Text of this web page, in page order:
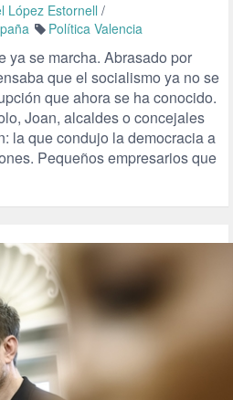
López Estornell /
Política Valencia
ya se marcha. Abrasado por
que el socialismo ya no se
que ahora se ha conocido.
Joan, alcaldes o concejales
la que condujo la democracia a
Pequeños empresarios que